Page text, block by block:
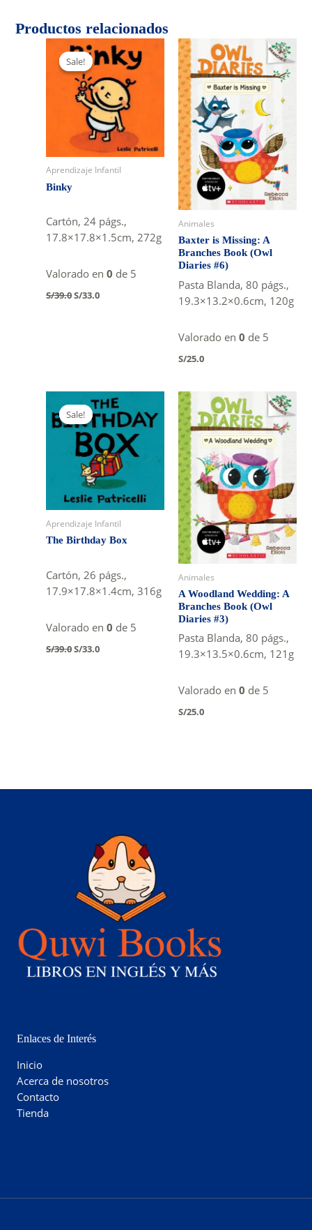
Productos relacionados
Sale!
Sale!
Aprendizaje Infantil
Binky
Cartón, 24 págs.,
17.8×17.8×1.5cm, 272g
Valorado en0 de 5
S/39.0Original
S/33.0Current
Animales
Baxter is Missing: A
Branches Book (Owl
Diaries #6)
Pasta Blanda, 80 págs.,
19.3×13.2×0.6cm, 120g
Valorado en 0 de 5
S/25.0
Sale!
Sale!
Aprendizaje Infantil
The Birthday Box
Cartón, 26 págs.,
17.9×17.8×1.4cm, 316g
Valorado en0 de 5
S/39.0Original
S/33.0Current
Animales
A Woodland Wedding: A
Branches Book (Owl
Diaries #3)
Pasta Blanda, 80 págs.,
19.3×13.5×0.6cm, 121g
Valorado en 0 de 5
S/25.0
Enlaces de Interés
Inicio
Acerca de nosotros
Contacto
Tienda